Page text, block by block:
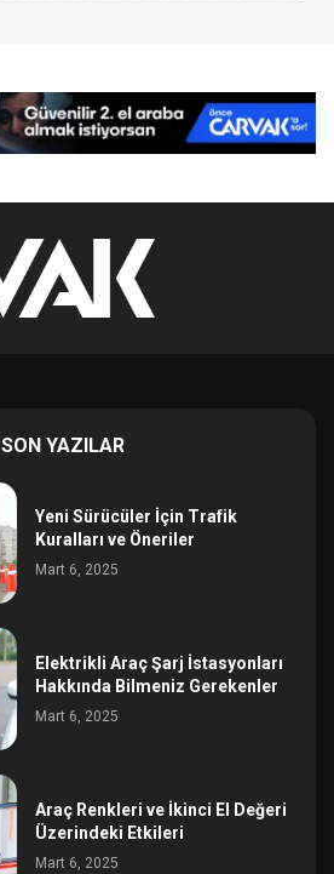
SON YAZILAR
Yeni Sürücüler İçin Trafik
Kuralları ve Öneriler
Mart 6, 2025
Elektrikli Araç Şarj İstasyonları
Hakkında Bilmeniz Gerekenler
Mart 6, 2025
Araç Renkleri ve İkinci El Değeri
Üzerindeki Etkileri
Mart 6, 2025